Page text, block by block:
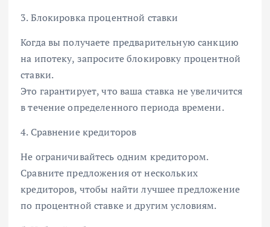
3. Блокировка процентной ставки
Когда вы получаете предварительную санкцию
на ипотеку, запросите блокировку процентной
ставки.
Это гарантирует, что ваша ставка не увеличится
в течение определенного периода времени.
4. Сравнение кредиторов
Не ограничивайтесь одним кредитором.
Сравните предложения от нескольких
кредиторов, чтобы найти лучшее предложение
по процентной ставке и другим условиям.